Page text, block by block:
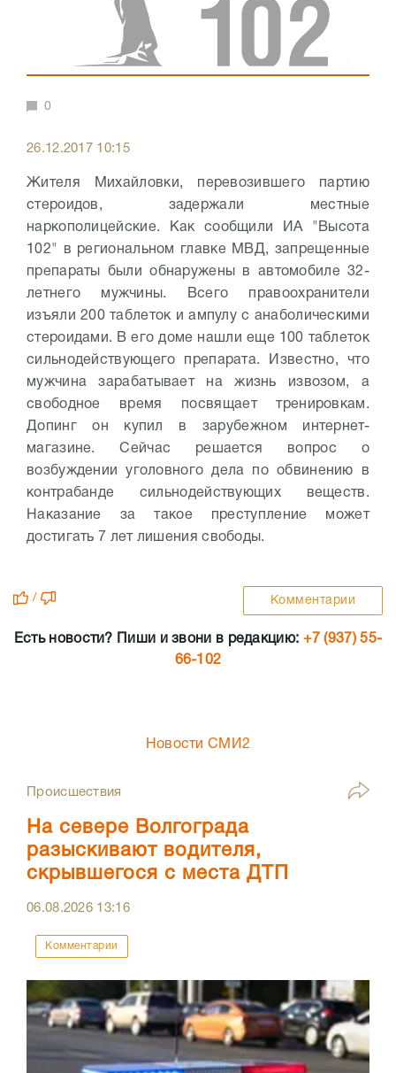
0
26.12.2017 10:15
Жителя Михайловки, перевозившего партию
стероидов, задержали местные
наркополицейские. Как сообщили ИА "Высота
102" в региональном главке МВД, запрещенные
препараты были обнаружены в автомобиле 32-
летнего мужчины. Всего правоохранители
изъяли 200 таблеток и ампулу с анаболическими
стероидами. В его доме нашли еще 100 таблеток
сильнодействующего препарата. Известно, что
мужчина зарабатывает на жизнь извозом, а
свободное время посвящает тренировкам.
Допинг он купил в зарубежном интернет-
магазине. Сейчас решается вопрос о
возбуждении уголовного дела по обвинению в
контрабанде сильнодействующих веществ.
Наказание за такое преступление может
достигать 7 лет лишения свободы.
/ Комментарии
Есть новости? Пиши и звони в редакцию: +7 (937) 55-
66-102
Новости СМИ2
Происшествия
На севере Волгограда
разыскивают водителя,
скрывшегося с места ДТП
06.08.2026 13:16
Комментарии